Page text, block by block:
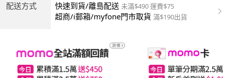
配送方式 快速到貨/離島配送 未滿$490 運費$75
超商/i郵箱/myfone門市取貨 滿$190出貨